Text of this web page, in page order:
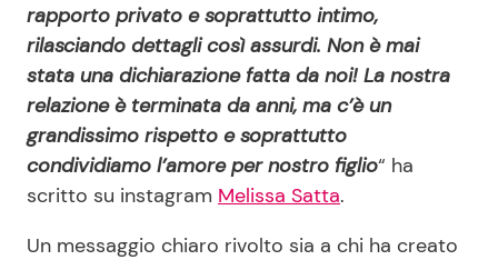
rapporto privato e soprattutto intimo,
rilasciando dettagli così assurdi. Non è mai
stata una dichiarazione fatta da noi! La nostra
relazione è terminata da anni, ma c’è un
grandissimo rispetto e soprattutto
condividiamo l’amore per nostro figlio“ ha
scritto su instagram Melissa Satta.
Un messaggio chiaro rivolto sia a chi ha creato